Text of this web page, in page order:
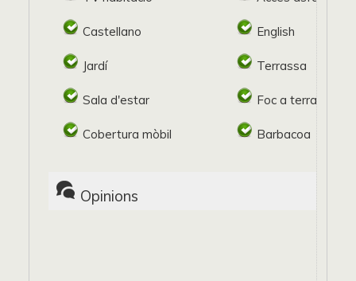
Castellano English
Jardí Terrassa
Sala d'estar Foc a terra
Cobertura mòbil Barbacoa
Opinions